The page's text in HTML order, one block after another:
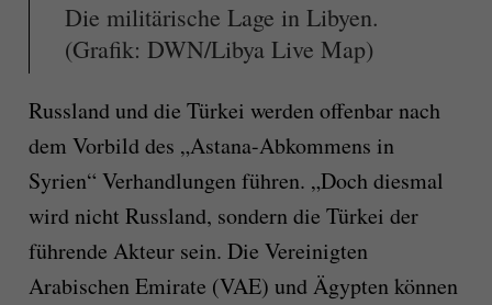
Die militärische Lage in Libyen.
(Grafik: DWN/Libya Live Map)
Russland und die Türkei werden offenbar nach
dem Vorbild des „Astana-Abkommens in
Syrien“ Verhandlungen führen. „Doch diesmal
wird nicht Russland, sondern die Türkei der
führende Akteur sein. Die Vereinigten
Arabischen Emirate (VAE) und Ägypten können